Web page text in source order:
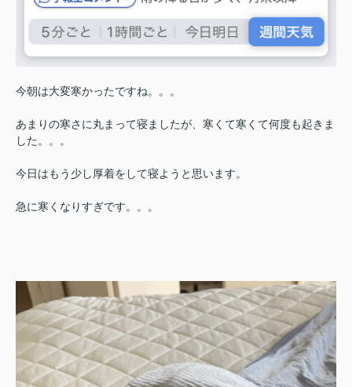
今朝は大変寒かったですね。。。
あまりの寒さに丸まって寝ましたが、寒くて寒くて何度も起きま
した。。。
今日はもう少し厚着をして寝ようと思います。
急に寒くなりすぎです。。。